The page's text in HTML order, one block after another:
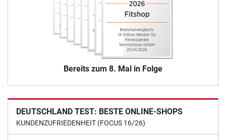
Bereits zum 8. Mal in Folge
DEUTSCHLAND TEST: BESTE ONLINE-SHOPS
KUNDENZUFRIEDENHEIT (FOCUS 16/26)